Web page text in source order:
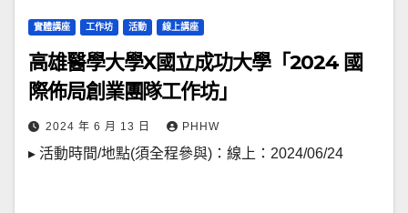
實體講座 工作坊 活動 線上講座
高雄醫學大學X國立成功大學「2024 國
際佈局創業團隊工作坊」
2024 年 6 月 13 日 PHHW
▸ 活動時間/地點(須全程參與)：線上：2024/06/24